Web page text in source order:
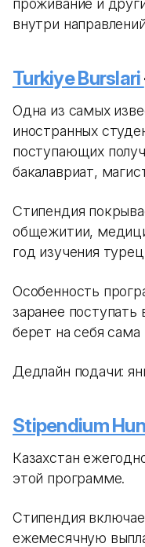
проживание и
внутри
Turkiye Burslari
Одна из самых
иностранных
поступающих
бакалавриат,
Стипендия
общежитии,
год изучения
Особенность
заранее поступать
берет на себя
Дедлайн подачи:
Stipendium
Казахстан
этой программе.
Стипендия
ежемесячную